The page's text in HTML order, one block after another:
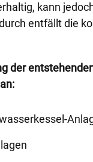
kann
entfällt die
der